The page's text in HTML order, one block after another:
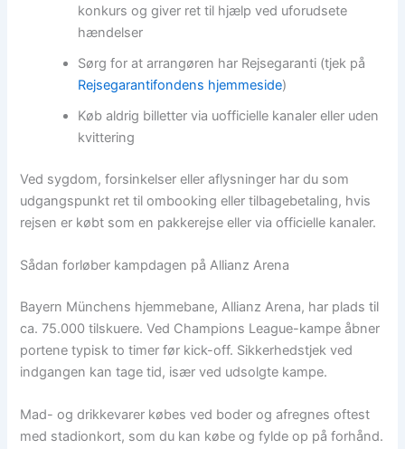
konkurs og giver ret til hjælp ved uforudsete
hændelser
Sørg for at arrangøren har Rejsegaranti (tjek på
Rejsegarantifondens hjemmeside)
Køb aldrig billetter via uofficielle kanaler eller uden
kvittering
Ved sygdom, forsinkelser eller aflysninger har du som
udgangspunkt ret til ombooking eller tilbagebetaling, hvis
rejsen er købt som en pakkerejse eller via officielle kanaler.
Sådan forløber kampdagen på Allianz Arena
Bayern Münchens hjemmebane, Allianz Arena, har plads til
ca. 75.000 tilskuere. Ved Champions League-kampe åbner
portene typisk to timer før kick-off. Sikkerhedstjek ved
indgangen kan tage tid, især ved udsolgte kampe.
Mad- og drikkevarer købes ved boder og afregnes oftest
med stadionkort, som du kan købe og fylde op på forhånd.